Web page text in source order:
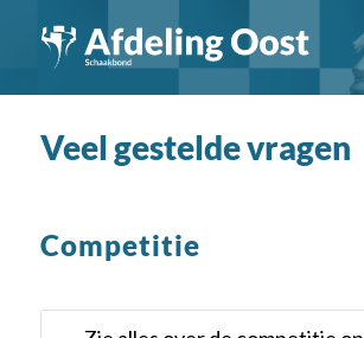
Veel gestelde vragen
Competitie